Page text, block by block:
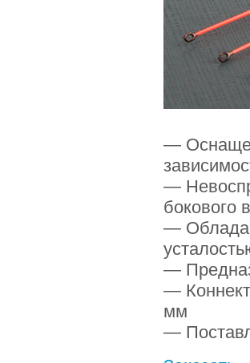
—
—
бокового
—
—
—
мм
—